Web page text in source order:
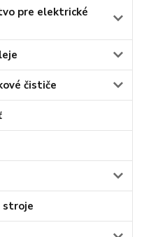
pre elektrické
čističe
stroje